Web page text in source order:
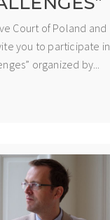
Court of Poland and
you to participate in
organized by...